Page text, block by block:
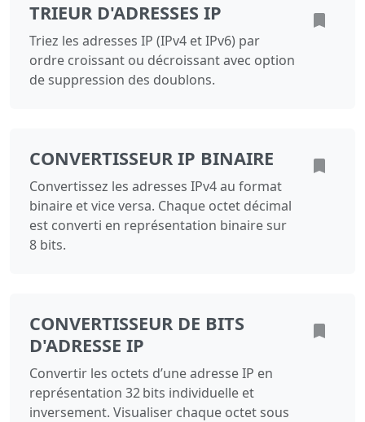
TRIEUR D'ADRESSES IP
Triez les adresses IP (IPv4 et IPv6) par
ordre croissant ou décroissant avec option
de suppression des doublons.
CONVERTISSEUR IP BINAIRE
Convertissez les adresses IPv4 au format
binaire et vice versa. Chaque octet décimal
est converti en représentation binaire sur
8 bits.
CONVERTISSEUR DE BITS
D'ADRESSE IP
Convertir les octets d’une adresse IP en
représentation 32 bits individuelle et
inversement. Visualiser chaque octet sous